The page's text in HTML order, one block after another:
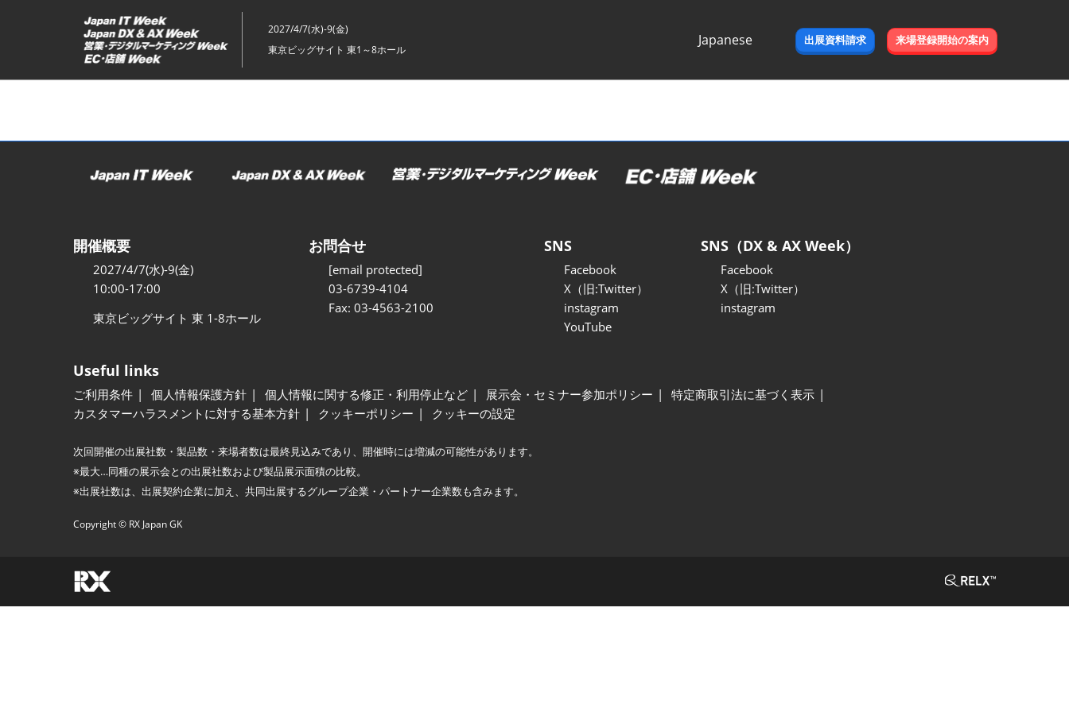
ッ
2027/4/7(水)-9(金)
東京ビッグサイト 東1～8ホール
Japanese
出展資料請求 来場登録開始の案内
開催概要
2027/4/7(水)-9(金)
10:00-17:00
東京ビッグサイト 東 1-8ホール
お問合せ
[email protected]
03-6739-4104
Fax: 03-4563-2100
SNS
Facebook
X（旧:Twitter）
instagram
YouTube
SNS（DX & AX Week）
Facebook
X（旧:Twitter）
instagram
Useful links
ご利用条件 個人情報保護方針 個人情報に関する修正・利用停止など 展示会・セミナー参加ポリシー
特定商取引法に基づく表示
カスタマーハラスメントに対する基本方針
クッキーポリシー クッキーの設定
次回開催の出展社数・製品数・来場者数は最終見込みであり、開催時には増減の可能性があります。
※最大…同種の展示会との出展社数および製品展示面積の比較。
※出展社数は、出展契約企業に加え、共同出展するグループ企業・パートナー企業数も含みます。
Copyright © RX Japan GK